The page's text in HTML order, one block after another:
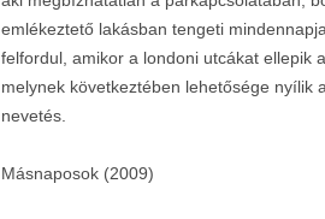
emlékeztető lakásban tengeti
felfordul, amikor a londoni utcákat ellepik
melynek következtében lehetősége nyílik
nevetés.
Másnaposok (2009)